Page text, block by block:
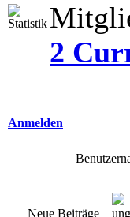
2
Anmelden
Neue Beiträge